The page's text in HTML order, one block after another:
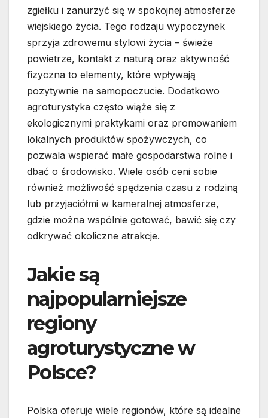
zgiełku i zanurzyć się w spokojnej atmosferze
wiejskiego życia. Tego rodzaju wypoczynek
sprzyja zdrowemu stylowi życia – świeże
powietrze, kontakt z naturą oraz aktywność
fizyczna to elementy, które wpływają
pozytywnie na samopoczucie. Dodatkowo
agroturystyka często wiąże się z
ekologicznymi praktykami oraz promowaniem
lokalnych produktów spożywczych, co
pozwala wspierać małe gospodarstwa rolne i
dbać o środowisko. Wiele osób ceni sobie
również możliwość spędzenia czasu z rodziną
lub przyjaciółmi w kameralnej atmosferze,
gdzie można wspólnie gotować, bawić się czy
odkrywać okoliczne atrakcje.
Jakie są
najpopularniejsze
regiony
agroturystyczne w
Polsce?
Polska oferuje wiele regionów, które są idealne